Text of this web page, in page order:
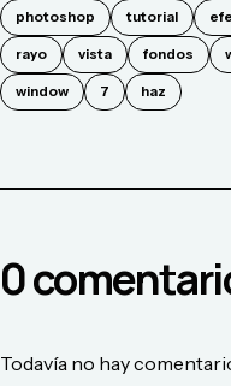
photoshop tutorial
rayo vista fondos
window 7 haz
0
Todavía no hay